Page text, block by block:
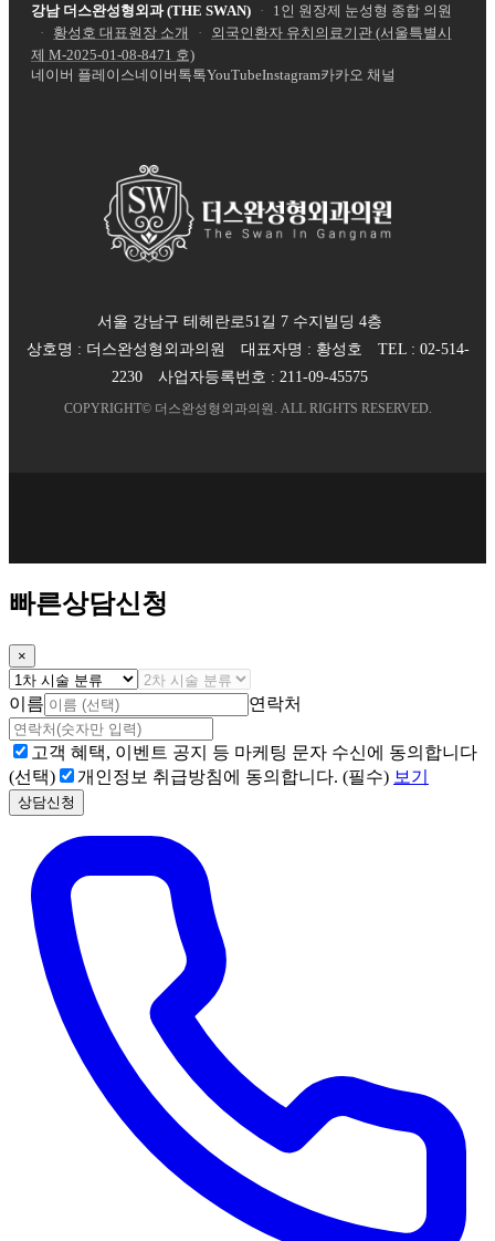
강남 더스완성형외과 (THE SWAN) ·
1인 원장제 눈성형 종합 의원
·
황성호 대표원장 소개 ·
외국인환자 유치의료기관 (서울특별시
제 M-2025-01-08-8471 호)
네이버 플레이스네이버톡톡YouTubeInstagram카카오 채널
서울 강남구 테헤란로51길 7 수지빌딩 4층
상호명 : 더스완성형외과의원 대표자명 : 황성호 TEL : 02-514-
2230
사업자등록번호 : 211-09-45575
COPYRIGHT© 더스완성형외과의원 . ALL RIGHTS RESERVED.
빠른상담신청
×
이름 연락처
고객 혜택, 이벤트 공지 등 마케팅 문자 수신에 동의합니다
(선택)
개인정보 취급방침에 동의합니다. (필수) 보기
상담신청